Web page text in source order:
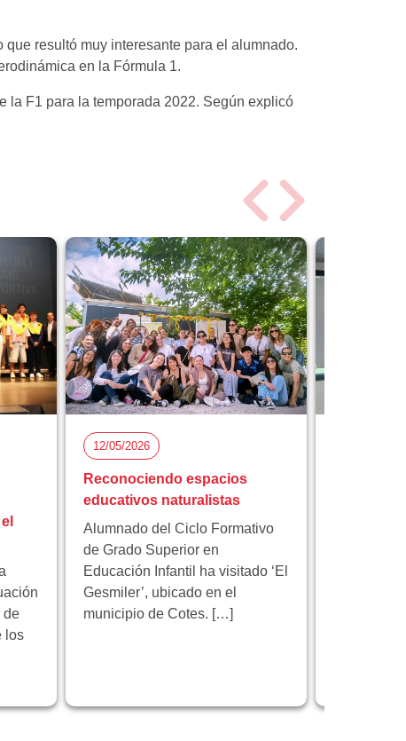
resultó muy interesante para el alumnado.
en la Fórmula 1.
la F1 para la temporada 2022. Según explicó
de
los
12/05/2026
Reconociendo espacios
educativos naturalistas
Alumnado del Ciclo Formativo
de Grado Superior en
Educación Infantil ha visitado ‘El
Gesmiler’, ubicado en el
municipio de Cotes. […]